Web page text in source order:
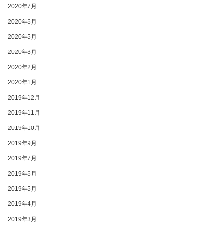
2020年7月
2020年6月
2020年5月
2020年3月
2020年2月
2020年1月
2019年12月
2019年11月
2019年10月
2019年9月
2019年7月
2019年6月
2019年5月
2019年4月
2019年3月